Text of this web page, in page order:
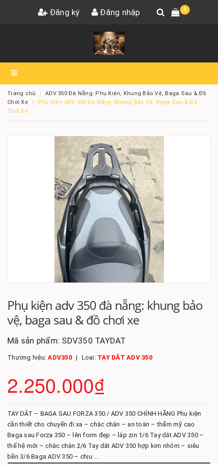
Đăng ký Đăng nhập 0
Trang chủ
ADV 350 Đà Nẵng: Phụ Kiện, Khung Bảo Vệ, Baga Sau & Đồ
Chơi Xe
Phụ Kiện ADV 350 Đà Nẵng: Khung Bảo Vệ, Baga Sau & Đồ
Chơi Xe
Phụ kiện adv 350 đà nẵng: khung bảo
vệ, baga sau & đồ chơi xe
Mã sản phẩm: SDV350 TAYDAT
Thương hiệu:ADV350 Loại: TAY DẮT ADV 350
2.250.000₫
TAY DẮT – BAGA SAU FORZA 350 / ADV 350 CHÍNH HÃNG Phụ kiện
cần thiết cho chuyến đi xa – chắc chắn – an toàn – thẩm mỹ cao
Baga sau Forza 350 – lên form đẹp – lắp zin 1/6 Tay dắt ADV 350 –
thế hệ mới – chắc chắn 2/6 Tay dắt ADV 350 hợp kim nhôm – siêu
bền 3/6 Baga ADV 350 – chịu ...